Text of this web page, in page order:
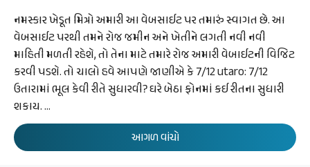
નમસ્કાર ખેડૂત મિત્રો અમારી આ વેબસાઈટ પર તમારું સ્વાગત છે. આ
વેબસાઈટ પરથી તમને રોજ જમીન અને ખેતીને લગતી નવી નવી
માહિતી મળતી રહેશે, તો તેના માટે તમારે રોજ અમારી વેબાઈટની વિજિટ
કરવી પડશે. તો ચાલો હવે આપણે જાણીએ કે 7/12 utaro: 7/12
ઉતારામાં ભૂલ કેવી રીતે સુધારવી? ઘરે બેઠા ફોનમાં કઈ રીતના સુધારી
શકાય. …
આગળ વાંચો